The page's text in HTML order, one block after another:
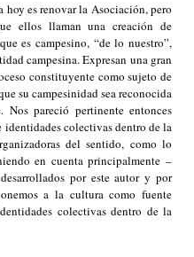
es renovar la Asociación, pero
ellos llaman una creación de
es campesino, “de lo nuestro”,
campesina. Expresan una gran
constituyente como sujeto de
su campesinidad sea reconocida
pareció pertinente entonces
colectivas dentro de la
del sentido, como lo
en cuenta principalmente –
por este autor y por
a la cultura como fuente
colectivas dentro de la